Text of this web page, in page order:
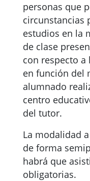
personas que
circunstancias
estudios en la
de clase
con respecto
en función del
alumnado
centro
del tutor.
La modalidad
de forma
habrá que
obligatorias.